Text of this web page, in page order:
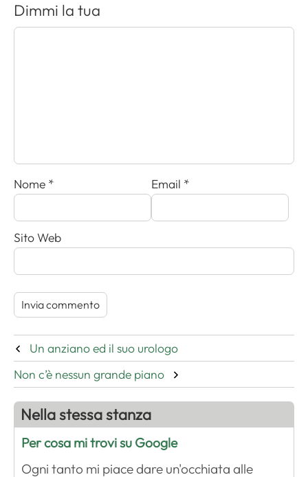
Dimmi la tua
Nome * Email *
Sito Web
Un anziano ed il suo urologo
Non c’è nessun grande piano
Nella stessa stanza
Per cosa mi trovi su Google
Ogni tanto mi piace dare un'occhiata alle